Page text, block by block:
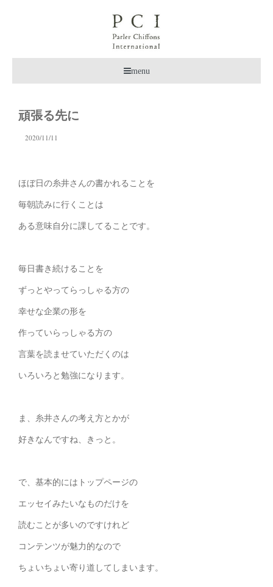
menu
頑張る先に
2020/11/11
ほぼ日の糸井さんの書かれることを
毎朝読みに行くことは
ある意味自分に課してることです。
毎日書き続けることを
ずっとやってらっしゃる方の
幸せな企業の形を
作っていらっしゃる方の
言葉を読ませていただくのは
いろいろと勉強になります。
ま、糸井さんの考え方とかが
好きなんですね、きっと。
で、基本的にはトップページの
エッセイみたいなものだけを
読むことが多いのですけれど
コンテンツが魅力的なので
ちょいちょい寄り道してしまいます。